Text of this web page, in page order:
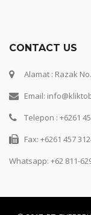
CONTACT US
Alamat : Razak
Email:
Telepon : +6261
Fax: +6261 457
Whatsapp: +62 811-